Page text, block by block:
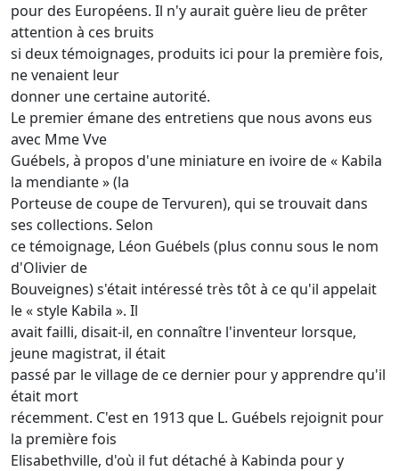
pour des Européens. Il n'y aurait guère lieu de prêter
attention à ces bruits
si deux témoignages, produits ici pour la première fois,
ne venaient leur
donner une certaine autorité.
Le premier émane des entretiens que nous avons eus
avec Mme Vve
Guébels, à propos d'une miniature en ivoire de « Kabila
la mendiante » (la
Porteuse de coupe de Tervuren), qui se trouvait dans
ses collections. Selon
ce témoignage, Léon Guébels (plus connu sous le nom
d'Olivier de
Bouveignes) s'était intéressé très tôt à ce qu'il appelait
le « style Kabila ». Il
avait failli, disait-il, en connaître l'inventeur lorsque,
jeune magistrat, il était
passé par le village de ce dernier pour y apprendre qu'il
était mort
récemment. C'est en 1913 que L. Guébels rejoignit pour
la première fois
Elisabethville, d'où il fut détaché à Kabinda pour y